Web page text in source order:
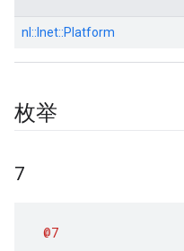
nl:: Inet::Platform
枚举
7
@7